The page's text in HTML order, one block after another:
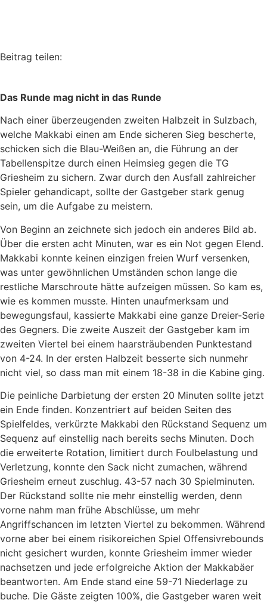
Beitrag teilen:
Das Runde mag nicht in das Runde
Nach einer überzeugenden zweiten Halbzeit in Sulzbach,
welche Makkabi einen am Ende sicheren Sieg bescherte,
schicken sich die Blau-Weißen an, die Führung an der
Tabellenspitze durch einen Heimsieg gegen die TG
Griesheim zu sichern. Zwar durch den Ausfall zahlreicher
Spieler gehandicapt, sollte der Gastgeber stark genug
sein, um die Aufgabe zu meistern.
Von Beginn an zeichnete sich jedoch ein anderes Bild ab.
Über die ersten acht Minuten, war es ein Not gegen Elend.
Makkabi konnte keinen einzigen freien Wurf versenken,
was unter gewöhnlichen Umständen schon lange die
restliche Marschroute hätte aufzeigen müssen. So kam es,
wie es kommen musste. Hinten unaufmerksam und
bewegungsfaul, kassierte Makkabi eine ganze Dreier-Serie
des Gegners. Die zweite Auszeit der Gastgeber kam im
zweiten Viertel bei einem haarsträubenden Punktestand
von 4-24. In der ersten Halbzeit besserte sich nunmehr
nicht viel, so dass man mit einem 18-38 in die Kabine ging.
Die peinliche Darbietung der ersten 20 Minuten sollte jetzt
ein Ende finden. Konzentriert auf beiden Seiten des
Spielfeldes, verkürzte Makkabi den Rückstand Sequenz um
Sequenz auf einstellig nach bereits sechs Minuten. Doch
die erweiterte Rotation, limitiert durch Foulbelastung und
Verletzung, konnte den Sack nicht zumachen, während
Griesheim erneut zuschlug. 43-57 nach 30 Spielminuten.
Der Rückstand sollte nie mehr einstellig werden, denn
vorne nahm man frühe Abschlüsse, um mehr
Angriffschancen im letzten Viertel zu bekommen. Während
vorne aber bei einem risikoreichen Spiel Offensivrebounds
nicht gesichert wurden, konnte Griesheim immer wieder
nachsetzen und jede erfolgreiche Aktion der Makkabäer
beantworten. Am Ende stand eine 59-71 Niederlage zu
buche. Die Gäste zeigten 100%, die Gastgeber waren weit